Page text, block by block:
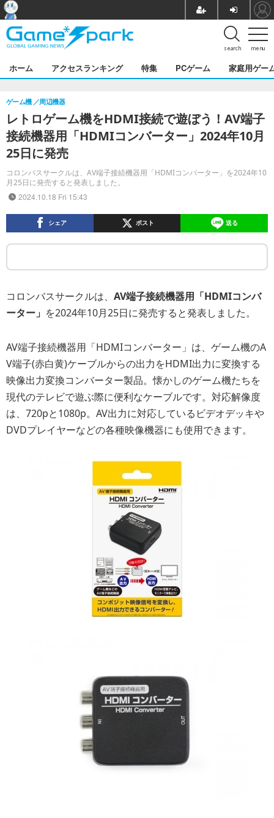
menu
search
ホーム アクセスランキング 特集 PCゲーム 家庭用ゲー
レトロゲーム機をHDMI接続で遊ぼう！AV端子
接続機器用「HDMIコンバーター」2024年10月
25日に発売
コロンバスサークルは、AV端子接続機器用「HDMIコンバーター」を2024年10
月25日に発売すると発表しました。
ゲーム機 周辺機器
2024.10.18 Fri 15:43
シェア ポスト 送る
コロンバスサークルは、 AV端子接続機器用「HDMIコンバ
ーター」 を2024年10月25日に発売すると発表しました。
AV端子接続機器用「HDMIコンバーター」は、ゲーム機のA
V端子(赤白黄)ケーブルからの出力をHDMI出力に変換する
映像出力変換コンバーター製品。懐かしのゲーム機たちを
現代のテレビで遊ぶ際に便利なケーブルです。対応解像度
は、720pと1080p。AV出力に対応しているビデオデッキや
DVDプレイヤーなどの各種映像機器にも使用できます。